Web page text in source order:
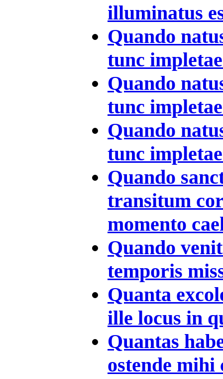
illuminatus
Quando
tunc
Quando
tunc
Quando
tunc
Quando
transitum
momento
Quando
temporis
Quanta
ille locus in
Quantas
ostende mihi